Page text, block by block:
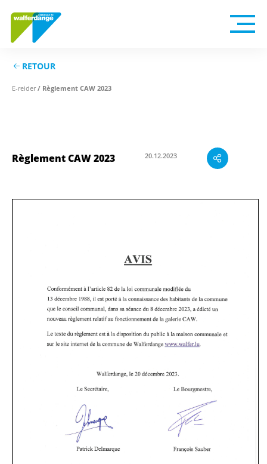
RETOUR
E-reider/ Règlement CAW 2023
Règlement CAW 2023 20.12.2023